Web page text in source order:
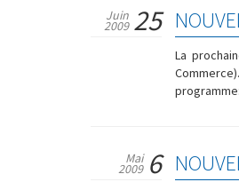
Juin
2009 25
La
Mai
2009 6